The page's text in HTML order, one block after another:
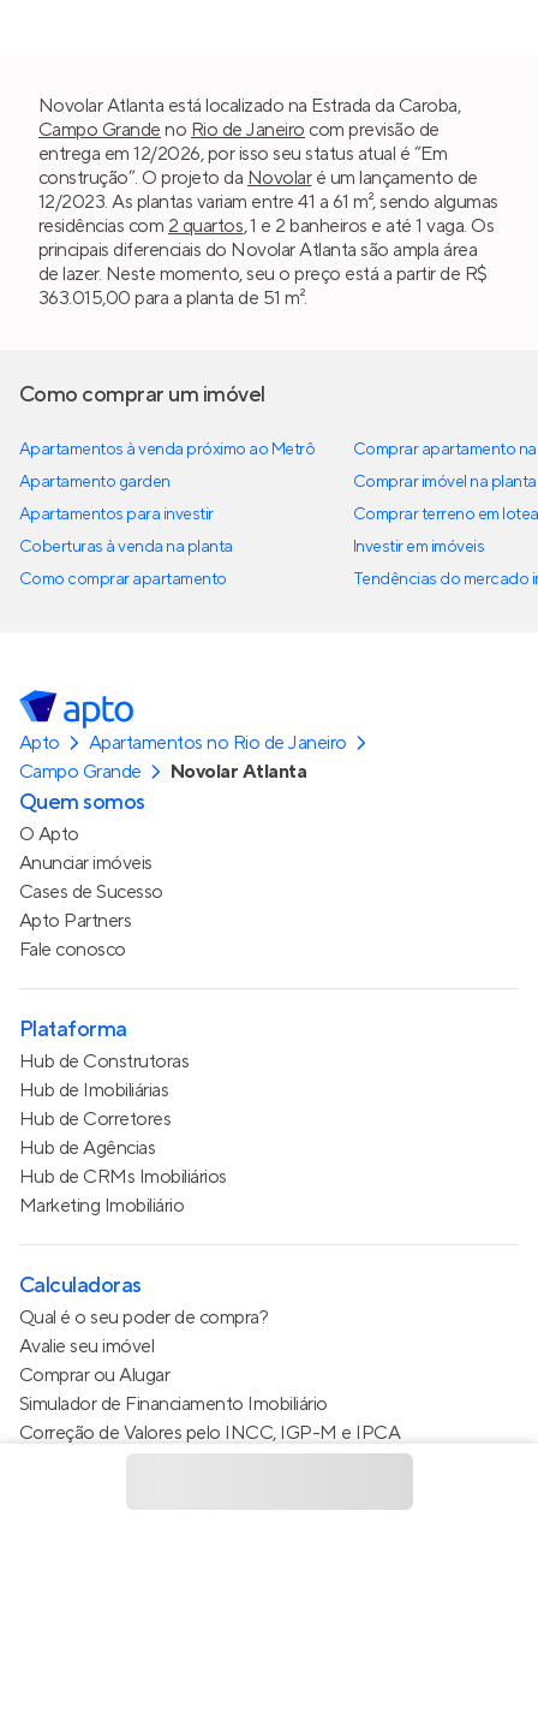
Novolar Atlanta está localizado na Estrada da Caroba,
Campo Grande no Rio de Janeiro com previsão de
entrega em 12/2026, por isso seu status atual é “Em
construção”. O projeto da Novolaré um lançamento de
12/2023. As plantas variam entre 41 a 61 m², sendo algumas
residências com 2 quartos, 1 e 2 banheiros e até 1 vaga. Os
principais diferenciais do Novolar Atlanta são ampla área
de lazer. Neste momento, seu o preço está a partir de R$
363.015,00 para a planta de 51 m².
Como comprar um imóvel
Apartamentos à venda próximo ao Metrô
Apartamento garden
Apartamentos para investir
Coberturas à venda na planta
Como comprar apartamento
Comprar apartamento
Comprar imóvel na planta
Comprar terreno em
Investir em imóveis
Tendências do mercado
Apto
Apartamentos no Rio de Janeiro
Campo Grande
Novolar Atlanta
Quem somos
O Apto
Anunciar imóveis
Cases de Sucesso
Apto Partners
Fale conosco
Plataforma
Hub de Construtoras
Hub de Imobiliárias
Hub de Corretores
Hub de Agências
Hub de CRMs Imobiliários
Marketing Imobiliário
Calculadoras
Qual é o seu poder de compra?
Avalie seu imóvel
Comprar ou Alugar
Simulador de Financiamento Imobiliário
Correção de Valores pelo INCC, IGP-M e IPCA
Estimativa de valor do condomínio